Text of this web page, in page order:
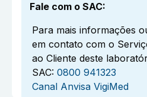
Fale com o SAC:
Para mais informações
em contato com o
ao Cliente deste
SAC: 0800 941323
Canal Anvisa VigiMed